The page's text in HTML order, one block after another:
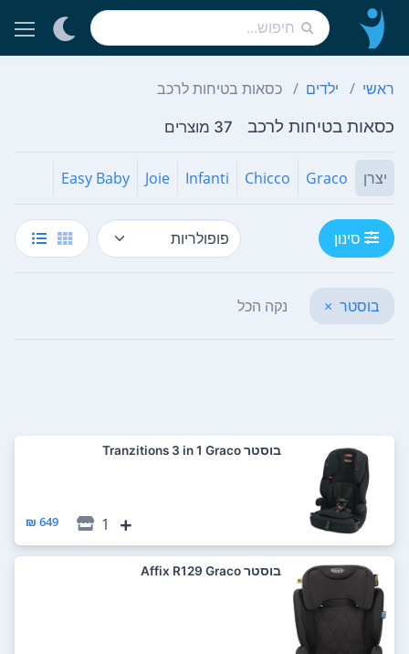
ראשי ילדים כסאות בטיחות לרכב
כסאות בטיחות לרכב 37 מוצרים
יצרן Graco
Chicco
Infanti
Joie
Easy Baby
סינון
בוסטר × נקה הכל
‏בוסטר Tranzitions 3 in 1 Graco
1
649 ₪
‏בוסטר Affix R129 Graco